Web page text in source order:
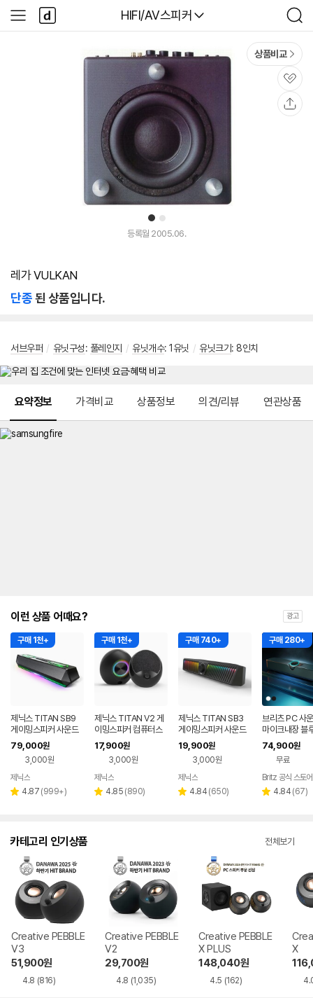
다나와
HIFI/AV스피커
검
색
사
이
다
나
와
1 2
상품비교
관
심
등록월 2005.06.
레가 VULKAN
단종된 상품입니다.
서브우퍼 / 유닛구성: 풀레인지 / 유닛개수: 1유닛 / 유닛크기 : 8인치
요약정보 가격비교 상품정보 의견/리뷰 연관상품
이런 상품 어때요? 광고
구매 1천+
제닉스 TITAN SB9
게이밍스피커 사운드
바 컴퓨터스피커
79,000원
3,000원
페이
제닉스
별 4.87 리
(999+)
구매 1천+
제닉스 TITAN V2 게
이밍스피커 컴퓨터스
피커
17,900원
3,000원
페이
제닉스
별 4.85 리
(890)
구매 740+
제닉스 TITAN SB3
게이밍스피커 사운드
바 컴퓨터스피커
19,900원
3,000원
페이
제닉스
별 4.84 리
(650)
구매 280+
브리츠 PC 사
마이크내장 블
5.4 5in1 TV
T900BT
74,900원
무료
Britz 공식 스토어
별 4.84 리
(67)
카테고리 인기상품 전체보기
Creative PEBBLE
V3
51,900원
4.8 (816)
Creative PEBBLE
V2
29,700원
4.8 (1,035)
Creative PEBBLE
X PLUS
148,040원
4.5 (162)
X